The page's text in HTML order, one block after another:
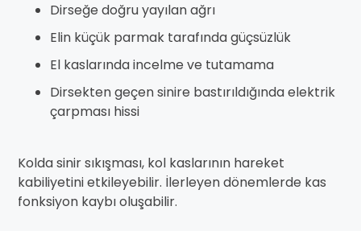
Dirseğe doğru yayılan ağrı
Elin küçük parmak tarafında güçsüzlük
El kaslarında incelme ve tutamama
Dirsekten geçen sinire bastırıldığında elektrik
çarpması hissi
Kolda sinir sıkışması, kol kaslarının hareket
kabiliyetini etkileyebilir. İlerleyen dönemlerde kas
fonksiyon kaybı oluşabilir.